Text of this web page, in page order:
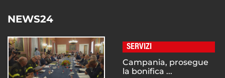
NEWS24
SERVIZI
Campania, prosegue
la bonifica ...